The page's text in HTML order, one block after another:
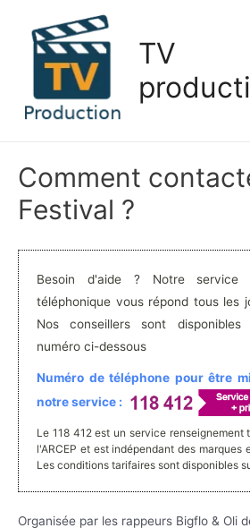
contenu
TV
Comment
Festival ?
Besoin d'aide ? Notre service
téléphonique vous répond tous les
Nos conseillers sont
numéro ci-dessous
Numéro de téléphone pour être
notre service :
Le 118 412 est un service renseignement
l'ARCEP et est indépendant des marques
Les conditions tarifaires sont disponibles
Organisée par les rappeurs Bigflo & Oli